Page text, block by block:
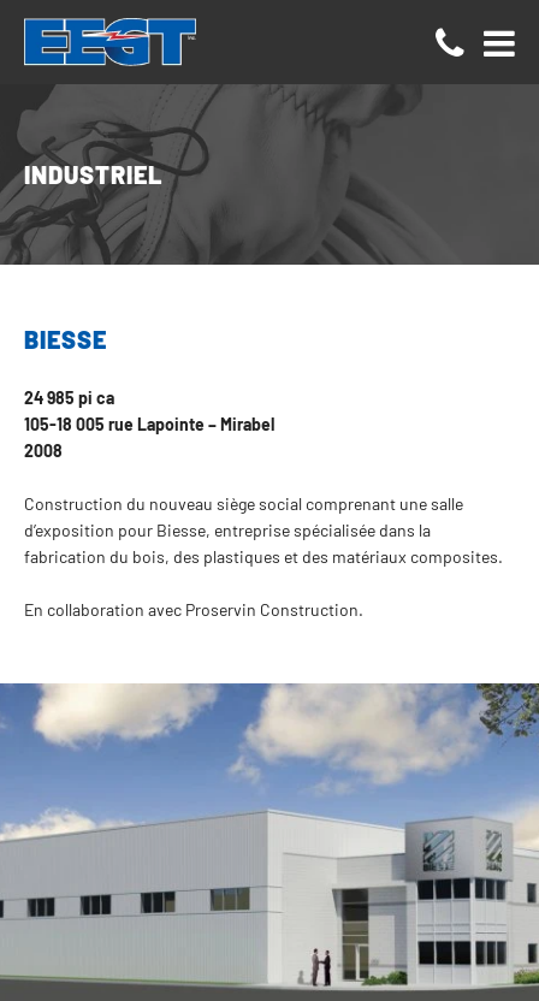
Panneau de gestion des cookies
INDUSTRIEL
BIESSE
24 985 pi ca
105-18 005 rue Lapointe − Mirabel
2008
Construction du nouveau siège social comprenant une salle
d’exposition pour Biesse, entreprise spécialisée dans la
fabrication du bois, des plastiques et des matériaux composites.
En collaboration avec Proservin Construction.